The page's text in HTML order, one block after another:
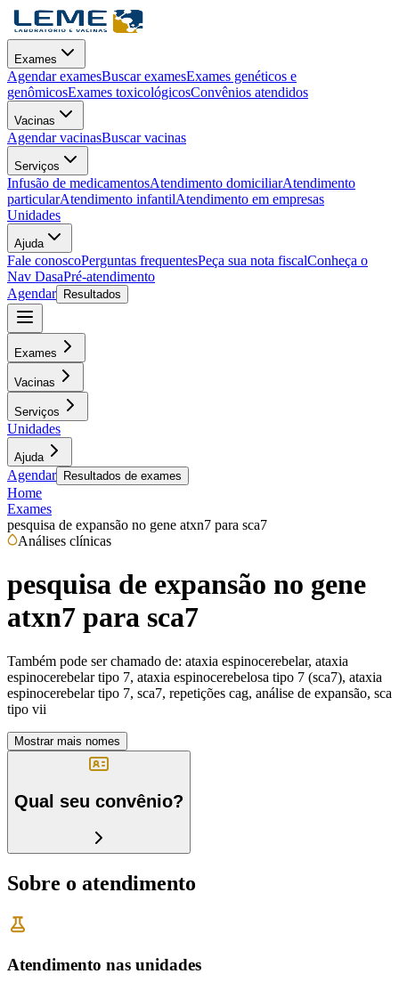
Exames
Agendar examesBuscar examesExames genéticos e
genômicosExames toxicológicosConvênios atendidos
Vacinas
Agendar vacinasBuscar vacinas
Serviços
Infusão de medicamentosAtendimento domiciliarAtendimento
particularAtendimento infantilAtendimento em empresas
Unidades
Ajuda
Fale conoscoPerguntas frequentesPeça sua nota fiscalConheça o
Nav DasaPré-atendimento
Agendar
Resultados
Exames
Vacinas
Serviços
Unidades
Ajuda
Agendar Resultados de exames
Home
Exames
pesquisa de expansão no gene atxn7 para sca7
Análises clínicas
pesquisa de expansão no gene
atxn7 para sca7
Também pode ser chamado de: ataxia espinocerebelar, ataxia
espinocerebelar tipo 7, ataxia espinocerebelosa tipo 7 (sca7), ataxia
espinocerebelar tipo 7, sca7, repetições cag, análise de expansão, sca
tipo vii
Mostrar mais nomes
Qual seu convênio?
Sobre o atendimento
Atendimento nas unidades